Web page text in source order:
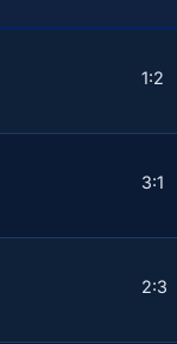
1:2
3:1
2:3